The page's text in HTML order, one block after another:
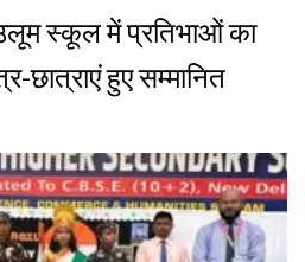
स्कूल में प्रतिभाओं का
छात्राएं हुए सम्मानित